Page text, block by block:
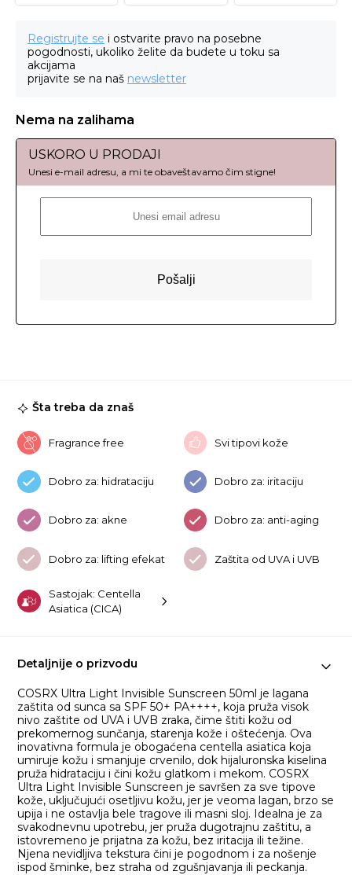
Registrujte se i ostvarite pravo na posebne
pogodnosti, ukoliko želite da budete u toku sa
akcijama
prijavite se na naš newsletter
Nema na zalihama
USKORO U PRODAJI
Šta treba da znaš
Fragrance free Svi tipovi kože
Dobro za: hidrataciju Dobro za: iritaciju
Dobro za: akne Dobro za: anti-aging
Dobro za: lifting efekat Zaštita od UVA i UVB
Sastojak: Centella
Asiatica (CICA)
Detaljnije o prizvodu
COSRX Ultra Light Invisible Sunscreen 50ml je lagana
zaštita od sunca sa SPF 50+ PA++++, koja pruža visok
nivo zaštite od UVA i UVB zraka, čime štiti kožu od
prekomernog sunčanja, starenja kože i oštećenja. Ova
inovativna formula je obogaćena centella asiatica koja
umiruje kožu i smanjuje crvenilo, dok hijaluronska kiselina
pruža hidrataciju i čini kožu glatkom i mekom. COSRX
Ultra Light Invisible Sunscreen je savršen za sve tipove
kože, uključujući osetljivu kožu, jer je veoma lagan, brzo se
upija i ne ostavlja bele tragove ili masni sloj. Idealna je za
svakodnevnu upotrebu, jer pruža dugotrajnu zaštitu, a
istovremeno je prijatna za kožu, bez iritacija ili težine.
Njena nevidljiva tekstura čini je pogodnom i za nošenje
ispod šminke, bez straha od zgušnjavanja ili peckanja.